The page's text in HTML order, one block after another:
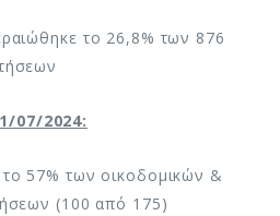
το 26,8% των 876
07/2024:
57% των οικοδομικών &
(100 από 175)